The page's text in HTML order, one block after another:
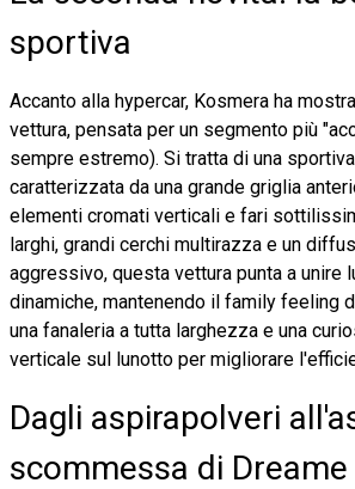
sportiva
Accanto alla hypercar, Kosmera ha
vettura, pensata per un segmento più
sempre estremo). Si tratta di una
caratterizzata da una grande griglia
elementi cromati verticali e fari
larghi, grandi cerchi multirazza e un
aggressivo, questa vettura punta a unire
dinamiche, mantenendo il family feeling
una fanaleria a tutta larghezza e una
verticale sul lunotto per migliorare
Dagli aspirapolveri
scommessa di Dreame